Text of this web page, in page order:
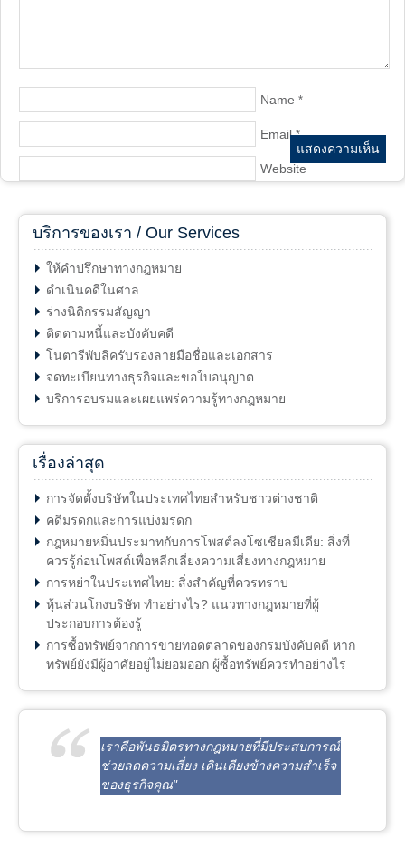
Name *
Email *
Website
บริการของเรา / Our Services
ให้คำปรึกษาทางกฎหมาย
ดำเนินคดีในศาล
ร่างนิติกรรมสัญญา
ติดตามหนี้และบังคับคดี
โนตารีพับลิครับรองลายมือชื่อและเอกสาร
จดทะเบียนทางธุรกิจและขอใบอนุญาต
บริการอบรมและเผยแพร่ความรู้ทางกฎหมาย
เรื่องล่าสุด
การจัดตั้งบริษัทในประเทศไทยสำหรับชาวต่างชาติ
คดีมรดกและการแบ่งมรดก
กฎหมายหมิ่นประมาทกับการโพสต์ลงโซเชียลมีเดีย: สิ่งที่
ควรรู้ก่อนโพสต์เพื่อหลีกเลี่ยงความเสี่ยงทางกฎหมาย
การหย่าในประเทศไทย: สิ่งสำคัญที่ควรทราบ
หุ้นส่วนโกงบริษัท ทำอย่างไร? แนวทางกฎหมายที่ผู้
ประกอบการต้องรู้
การซื้อทรัพย์จากการขายทอดตลาดของกรมบังคับคดี หาก
ทรัพย์ยังมีผู้อาศัยอยู่ไม่ยอมออก ผู้ซื้อทรัพย์ควรทำอย่างไร
เราคือพันธมิตรทางกฎหมายที่มีประสบการณ์
ช่วยลดความเสี่ยง เดินเคียงข้างความสำเร็จ
ของธุรกิจคุณ"